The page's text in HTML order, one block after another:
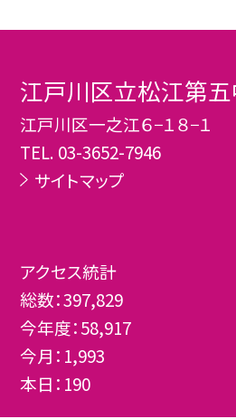
江戸川区立松江第
江戸川区一之江６−１８−１
TEL. 03-3652-7946
サイトマップ
アクセス統計
総数：397,829
今年度：58,917
今月： 1,993
本日： 190